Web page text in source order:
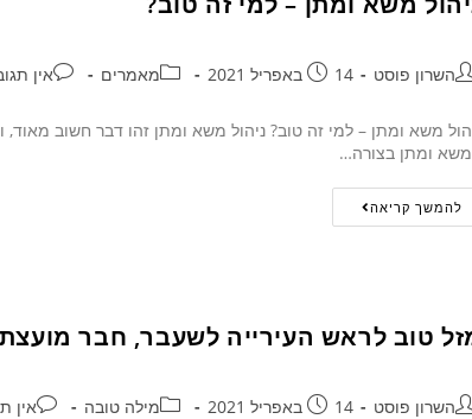
השרון פוסט 14 באפריל 2021 מאמרים אין
משא ומתן – למי זה טוב? ניהול משא ומתן זהו דבר חשוב
ומתן בצורה…
להמשך קריאה
טוב לראש העירייה לשעבר, חבר
השרון פוסט 14 באפריל 2021 מילה טובה אין